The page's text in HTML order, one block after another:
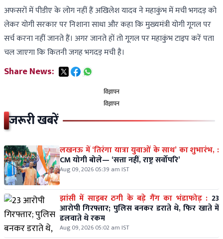
अफसरों में पीडीए के लोग नहीं हैं अखिलेश यादव ने महाकुंभ में मची भगदड़ को
लेकर योगी सरकार पर निशाना साधा और कहा कि मुख्यमंत्री योगी गूगल पर
सर्च करना नहीं जानते हैं। अगर जानते हों तो गूगल पर महाकुंभ टाइप करें पता
चल जाएगा कि कितनी जगह भगदड़ मची है।
Share News:
विज्ञापन
विज्ञापन
जरूरी खबरें
लखनऊ में ‘तिरंगा यात्रा युवाओं के साथ’ का शुभारंभ, :
CM योगी बोले— ‘सत्ता नहीं, राष्ट्र सर्वोपरि’
Aug 09, 2026 05:39 am IST
झांसी में साइबर ठगी के बड़े गैंग का भंडाफोड़ : 23
आरोपी गिरफ्तार; पुलिस बनकर डराते थे, फिर खाते में
डलवाते थे रकम
Aug 09, 2026 05:02 am IST